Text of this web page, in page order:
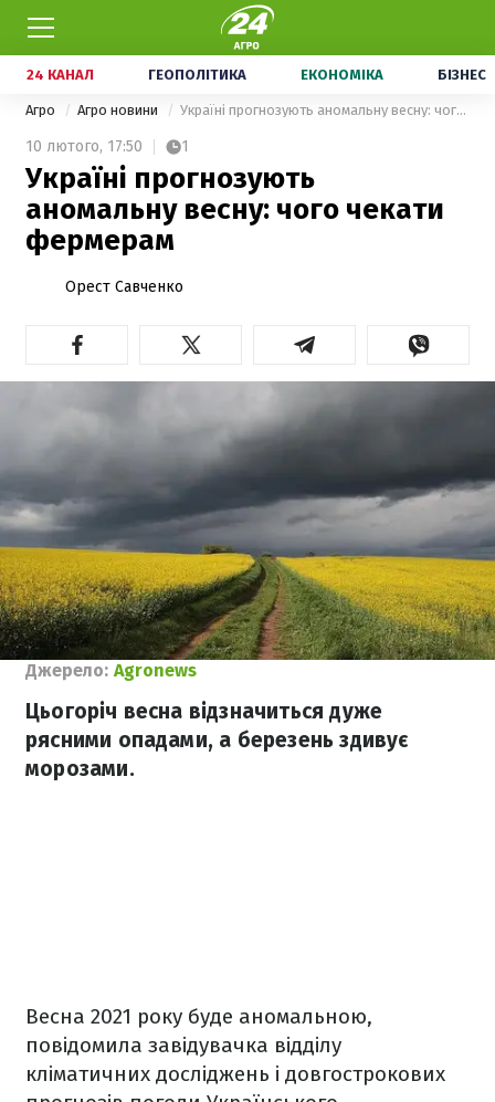
24 КАНАЛ ГЕОПОЛІТИКА ЕКОНОМІКА БІЗНЕС
Агро Агро новини Україні прогнозують аномальну весну: чого чекати фермерам
10 лютого, 17:50 1
Україні прогнозують
аномальну весну: чого чекати
фермерам
Орест Савченко
Джерело: Agronews
Цьогоріч весна відзначиться дуже
рясними опадами, а березень здивує
морозами.
Весна 2021 року буде аномальною,
повідомила завідувачка відділу
кліматичних досліджень і довгострокових